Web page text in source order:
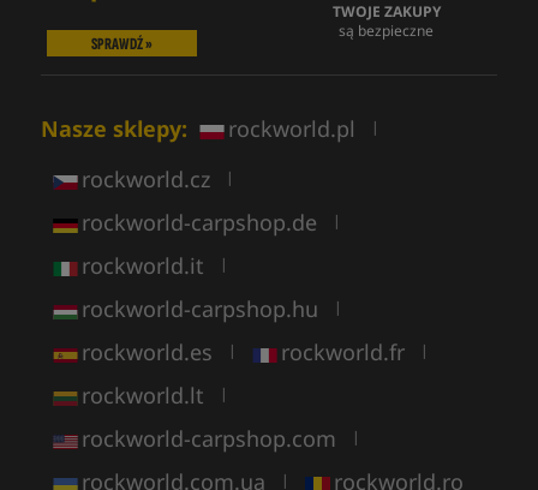
SPRAWDŹ »
TWOJE ZAKUPY
są bezpieczne
Nasze sklepy: rockworld.pl |
rockworld.cz |
rockworld-carpshop.de |
rockworld.it |
rockworld-carpshop.hu |
rockworld.es | rockworld.fr |
rockworld.lt |
rockworld-carpshop.com |
rockworld.com.ua | rockworld.ro